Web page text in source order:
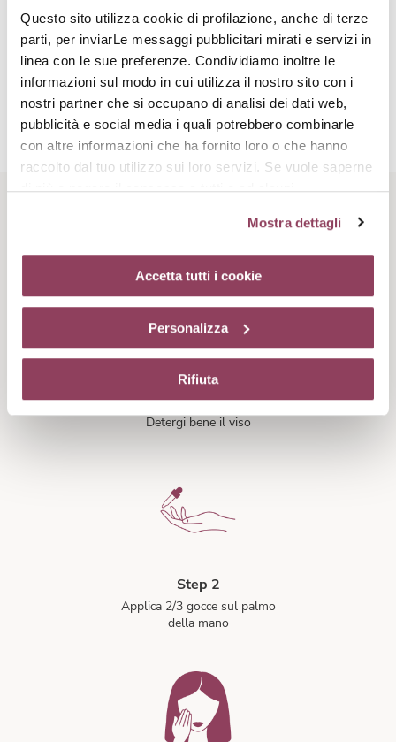
Questo sito utilizza cookie di profilazione, anche di terze
parti, per inviarLe messaggi pubblicitari mirati e servizi in
linea con le sue preferenze. Condividiamo inoltre le
informazioni sul modo in cui utilizza il nostro sito con i
nostri partner che si occupano di analisi dei dati web,
pubblicità e social media i quali potrebbero combinarle
con altre informazioni che ha fornito loro o che hanno
raccolto dal tuo utilizzo sui loro servizi. Se vuole saperne
di più o negare il consenso a tutti o ad alcuni
cliccando sul tasto “Accetta tutti i cookie”. Se non vuole i
cookie di profilazione può negare il consenso sul tasto
“Rifiuta”. Chiudendo questo banner tramite l’apposito
comando “X” continuerai la navigazione del sito in
diversi da quelli tecnici.
Mostra dettagli
Accetta tutti i cookie
Personalizza
Rifiuta
Attivi complementari
Attivo cheratolitico
Permette di eliminare i desmosomi tra i corneociti. I micro rilievi
Rituale di bellezza
Step 1
Detergi bene il viso
Step 2
Applica 2/3 gocce sul palmo
della mano